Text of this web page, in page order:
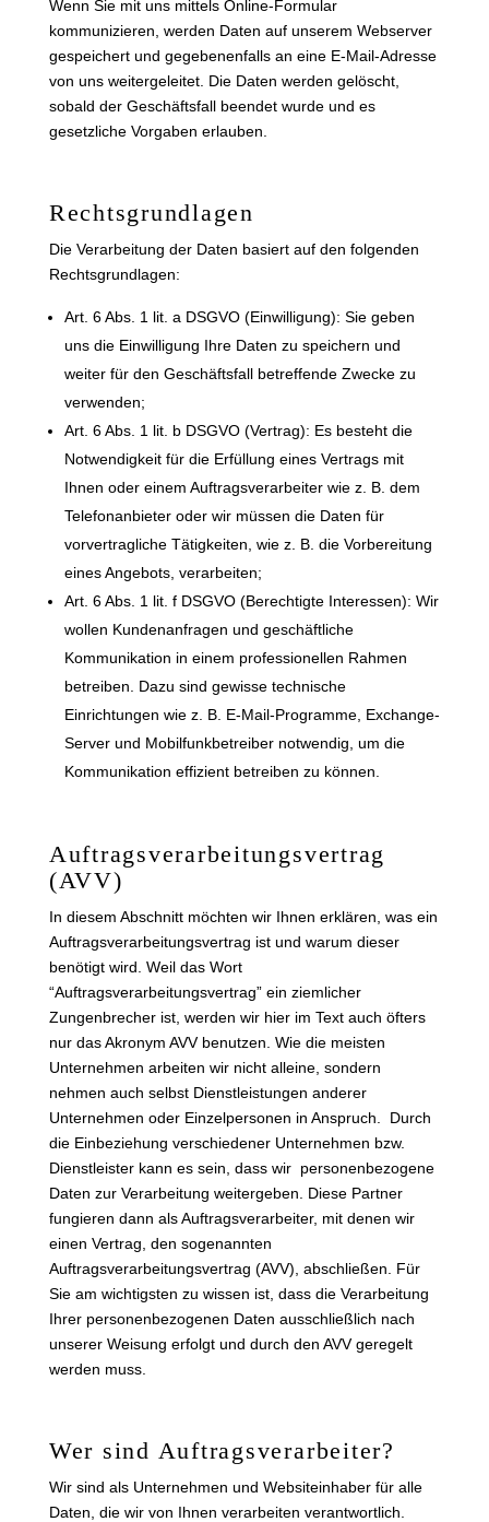
Wenn Sie mit uns mittels Online-Formular
kommunizieren, werden Daten auf unserem Webserver
gespeichert und gegebenenfalls an eine E-Mail-Adresse
von uns weitergeleitet. Die Daten werden gelöscht,
sobald der Geschäftsfall beendet wurde und es
gesetzliche Vorgaben erlauben.
Rechtsgrundlagen
Die Verarbeitung der Daten basiert auf den folgenden
Rechtsgrundlagen:
Art. 6 Abs. 1 lit. a DSGVO (Einwilligung): Sie geben
uns die Einwilligung Ihre Daten zu speichern und
weiter für den Geschäftsfall betreffende Zwecke zu
verwenden;
Art. 6 Abs. 1 lit. b DSGVO (Vertrag): Es besteht die
Notwendigkeit für die Erfüllung eines Vertrags mit
Ihnen oder einem Auftragsverarbeiter wie z. B. dem
Telefonanbieter oder wir müssen die Daten für
vorvertragliche Tätigkeiten, wie z. B. die Vorbereitung
eines Angebots, verarbeiten;
Art. 6 Abs. 1 lit. f DSGVO (Berechtigte Interessen): Wir
wollen Kundenanfragen und geschäftliche
Kommunikation in einem professionellen Rahmen
betreiben. Dazu sind gewisse technische
Einrichtungen wie z. B. E-Mail-Programme, Exchange-
Server und Mobilfunkbetreiber notwendig, um die
Kommunikation effizient betreiben zu können.
Auftragsverarbeitungsvertrag
(AVV)
In diesem Abschnitt möchten wir Ihnen erklären, was ein
Auftragsverarbeitungsvertrag ist und warum dieser
benötigt wird. Weil das Wort
“Auftragsverarbeitungsvertrag” ein ziemlicher
Zungenbrecher ist, werden wir hier im Text auch öfters
nur das Akronym AVV benutzen. Wie die meisten
Unternehmen arbeiten wir nicht alleine, sondern
nehmen auch selbst Dienstleistungen anderer
Unternehmen oder Einzelpersonen in Anspruch. Durch
die Einbeziehung verschiedener Unternehmen bzw.
Dienstleister kann es sein, dass wir personenbezogene
Daten zur Verarbeitung weitergeben. Diese Partner
fungieren dann als Auftragsverarbeiter, mit denen wir
einen Vertrag, den sogenannten
Auftragsverarbeitungsvertrag (AVV), abschließen. Für
Sie am wichtigsten zu wissen ist, dass die Verarbeitung
Ihrer personenbezogenen Daten ausschließlich nach
unserer Weisung erfolgt und durch den AVV geregelt
werden muss.
Wer sind Auftragsverarbeiter?
Wir sind als Unternehmen und Websiteinhaber für alle
Daten, die wir von Ihnen verarbeiten verantwortlich.